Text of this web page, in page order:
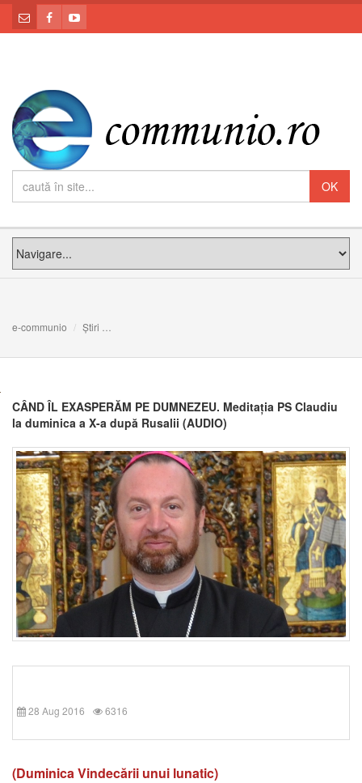
e-communio Știri
CÂND ÎL EXASPERĂM PE DUMNEZEU. Meditația PS Claudiu
la duminica a X-a după Rusalii (AUDIO)
28 Aug 2016 6316
(Duminica Vindecării unui lunatic)